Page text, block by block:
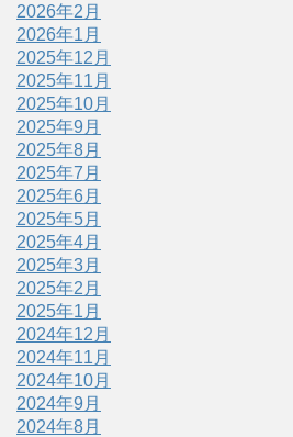
2026年2月
2026年1月
2025年12月
2025年11月
2025年10月
2025年9月
2025年8月
2025年7月
2025年6月
2025年5月
2025年4月
2025年3月
2025年2月
2025年1月
2024年12月
2024年11月
2024年10月
2024年9月
2024年8月